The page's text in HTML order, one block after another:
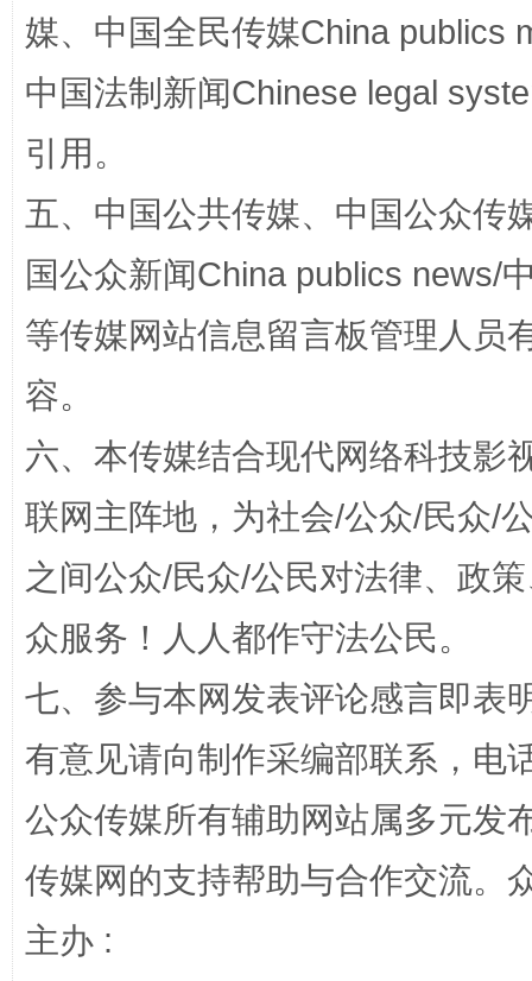
国家大学科技园优化重塑工作
扯下公款旅游的“隐身衣”
完善运行机制助力责任有效落实
媒、中国全民传媒China publics
中国法制新闻Chinese legal
引用。
五、中国公共传媒、中国公众传
国公众新闻China publics news/
等传媒网站信息留言板管理人员
容。
六、本传媒结合现代网络科技影
联网主阵地，为社会/公众/民众/
之间公众/民众/公民对法律、政
众服务！人人都作守法公民。
七、参与本网发表评论感言即表
有意见请向制作采编部联系，电
公众传媒所有辅助网站属多元发
传媒网的支持帮助与合作交流。
主办 :